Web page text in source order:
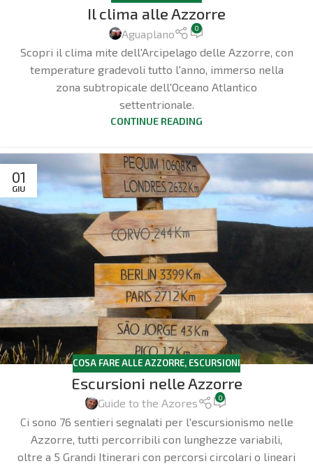
Il clima alle Azzorre
Aguaplano 0
Scopri il clima mite dell'Arcipelago delle Azzorre, con
temperature gradevoli tutto l'anno, immerso nella
zona subtropicale dell'Oceano Atlantico
settentrionale.
CONTINUE READING
01
GIU
COSA FARE ALLE AZZORRE, ESCURSIONI
Escursioni nelle Azzorre
Guide to the Azores 0
Ci sono 76 sentieri segnalati per l'escursionismo nelle
Azzorre, tutti percorribili con lunghezze variabili,
oltre a 5 Grandi Itinerari con percorsi circolari o lineari